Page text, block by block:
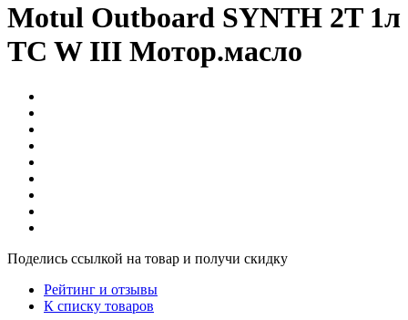
Motul Outboard SYNTH 2T 1л
TC W III Мотор.масло
Поделись ссылкой на товар и получи скидку
Рейтинг и отзывы
К списку товаров